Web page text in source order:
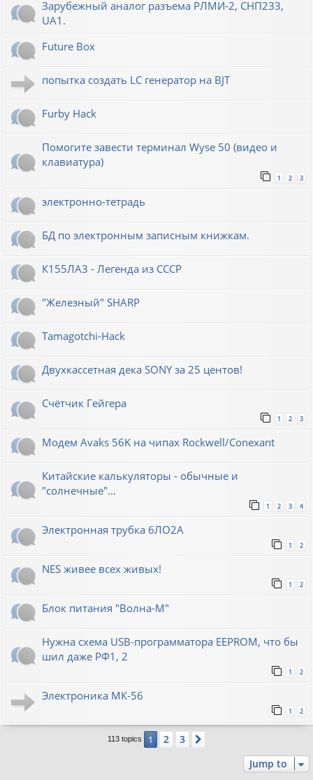
Зарубежный аналог разъема РЛМИ-2, СНП233,
UA1.
Future Box
попытка создать LC генератор на BJT
Furby Hack
Помогите завести терминал Wyse 50 (видео и
клавиатура)
1 2 3
электронно-тетрадь
БД по электронным записным книжкам.
К155ЛА3 - Легенда из СССР
"Железный" SHARP
Tamagotchi-Hack
Двухкассетная дека SONY за 25 центов!
Счётчик Гейгера
1 2 3
Модем Avaks 56K на чипах Rockwell/Conexant
Китайские калькуляторы - обычные и
"солнечные"...
1 2 3 4
Электронная трубка 6ЛО2А
1 2
NES живее всех живых!
1 2
Блок питания "Волна-М"
Нужна схема USB-программатора EEPROM, что бы
шил даже РФ1, 2
1 2
Электроника МК-56
1 2
113 topics 1 2 3
Jump to